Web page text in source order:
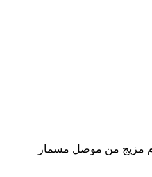
مزيج من موصل مسمار